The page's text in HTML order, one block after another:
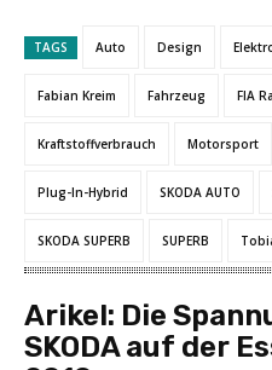
TAGS Auto Design
Fabian Kreim Fahrzeug FIA
Kraftstoffverbrauch Motorsport
Plug-In-Hybrid SKODA AUTO
SKODA SUPERB SUPERB
Arikel: Die
SKODA auf der